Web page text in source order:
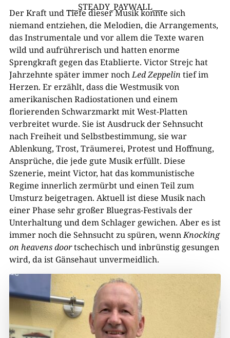
___STEADY_PAYWALL___
Der Kraft und Tiefe dieser Musik konnte sich
niemand entziehen, die Melodien, die Arrangements,
das Instrumentale und vor allem die Texte waren
wild und aufrührerisch und hatten enorme
Sprengkraft gegen das Etablierte. Victor Strejc hat
Jahrzehnte später immer nochLed Zeppelin tief im
Herzen. Er erzählt, dass die Westmusik von
amerikanischen Radiostationen und einem
florierenden Schwarzmarkt mit West-Platten
verbreitet wurde. Sie ist Ausdruck der Sehnsucht
nach Freiheit und Selbstbestimmung, sie war
Ablenkung, Trost, Träumerei, Protest und Hoffnung,
Ansprüche, die jede gute Musik erfüllt. Diese
Szenerie, meint Victor, hat das kommunistische
Regime innerlich zermürbt und einen Teil zum
Umsturz beigetragen. Aktuell ist diese Musik nach
einer Phase sehr großer Bluegras-Festivals der
Unterhaltung und dem Schlager gewichen. Aber es ist
immer noch die Sehnsucht zu spüren, wennKnocking
on heavens doortschechisch und inbrünstig gesungen
wird, da ist Gänsehaut unvermeidlich.